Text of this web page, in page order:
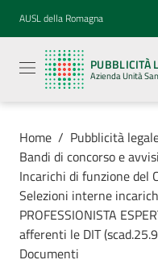
Vai al contenuto
Vai alla navigazione
Vai al footer
AUSL della Romagna
PUBBLICITÀ
Azienda Unità
legale
Azienda
Unità
Locale della
Azienda
Home / Pubblicità
Bandi di concorso e avvisi
Incarichi di funzione del
Selezioni interne
PROFESSIONISTA
afferenti le DIT
Documenti